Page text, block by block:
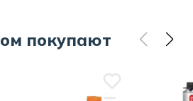
Россия
покупают